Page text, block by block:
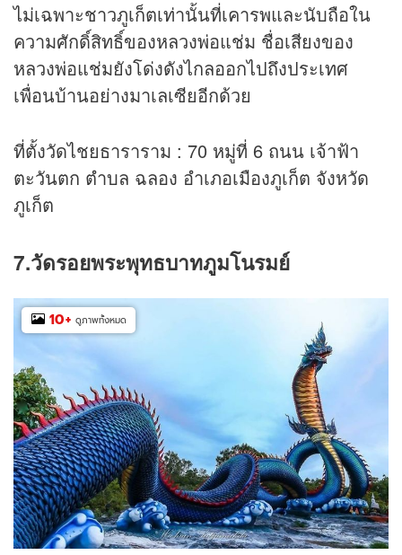
ไม่เฉพาะชาวภูเก็ตเท่านั้นที่เคารพและนับถือใน
ความศักดิ์สิทธิ์ของหลวงพ่อแช่ม ชื่อเสียงของ
หลวงพ่อแช่มยังโด่งดังไกลออกไปถึงประเทศ
เพื่อนบ้านอย่างมาเลเซียอีกด้วย
ที่ตั้งวัดไชยธาราราม : 70 หมู่ที่ 6 ถนน เจ้าฟ้า
ตะวันตก ตำบล ฉลอง อำเภอเมืองภูเก็ต จังหวัด
ภูเก็ต
7.วัดรอยพระพุทธบาทภูมโนรมย์
10+ ดูภาพทั้งหมด